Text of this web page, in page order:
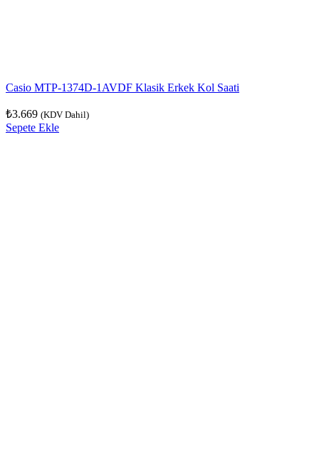
Casio MTP-1374D-1AVDF Klasik Erkek Kol Saati
₺3.669 (KDV Dahil)
Sepete Ekle